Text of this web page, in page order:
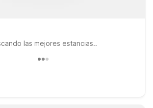
las mejores estancias..